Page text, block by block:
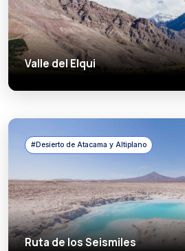
Valle del Elqui
#Desierto de Atacama y Altiplano
Ruta de los Seismiles